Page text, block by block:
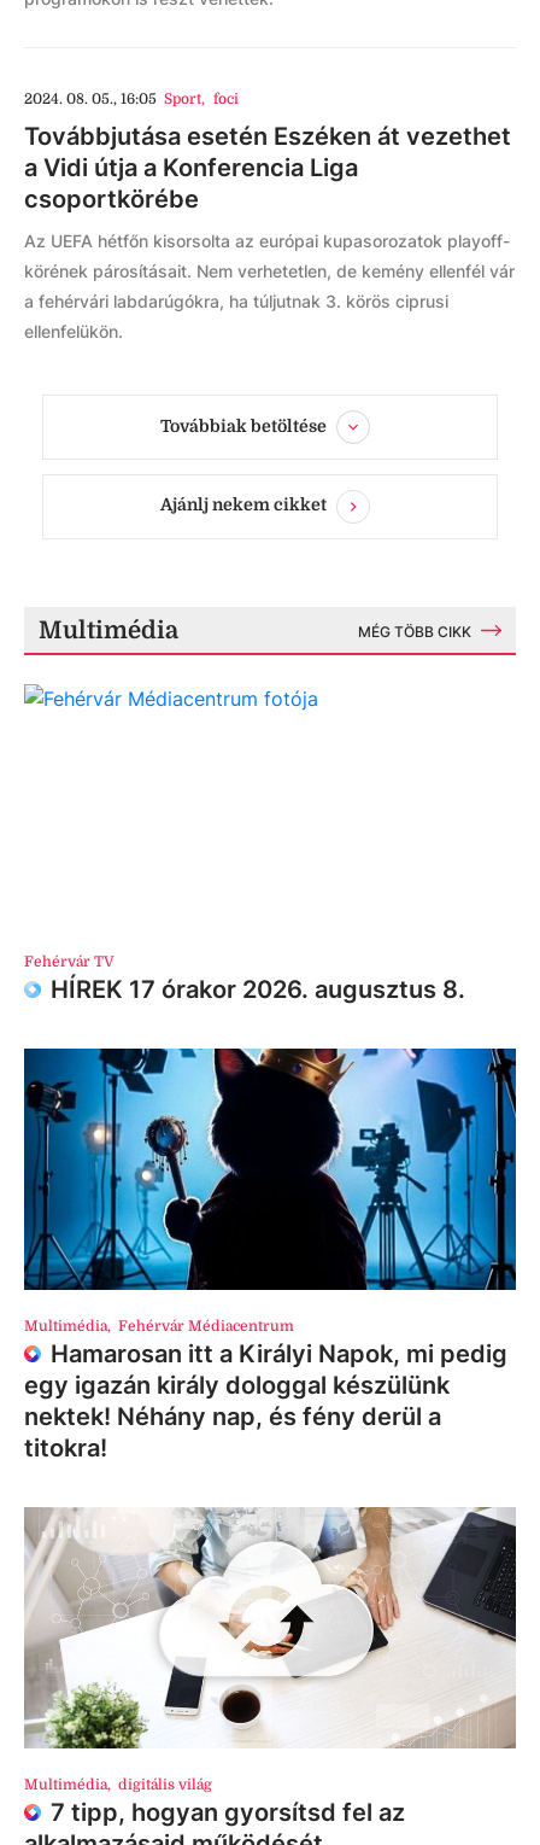
2024. 08. 05., 16:05 Sport, foci
Továbbjutása esetén Eszéken át vezethet
a Vidi útja a Konferencia Liga
csoportkörébe
Az UEFA hétfőn kisorsolta az európai kupasorozatok playoff-
körének párosításait. Nem verhetetlen, de kemény ellenfél vár
a fehérvári labdarúgókra, ha túljutnak 3. körös ciprusi
ellenfelükön.
Továbbiak betöltése
Ajánlj nekem cikket
Multimédia MÉG TÖBB CIKK
Fehérvár TV
HÍREK 17 órakor 2026. augusztus 8.
Multimédia, Fehérvár Médiacentrum
Hamarosan itt a Királyi Napok, mi pedig
egy igazán király dologgal készülünk
nektek! Néhány nap, és fény derül a
titokra!
Multimédia, digitális világ
7 tipp, hogyan gyorsítsd fel az